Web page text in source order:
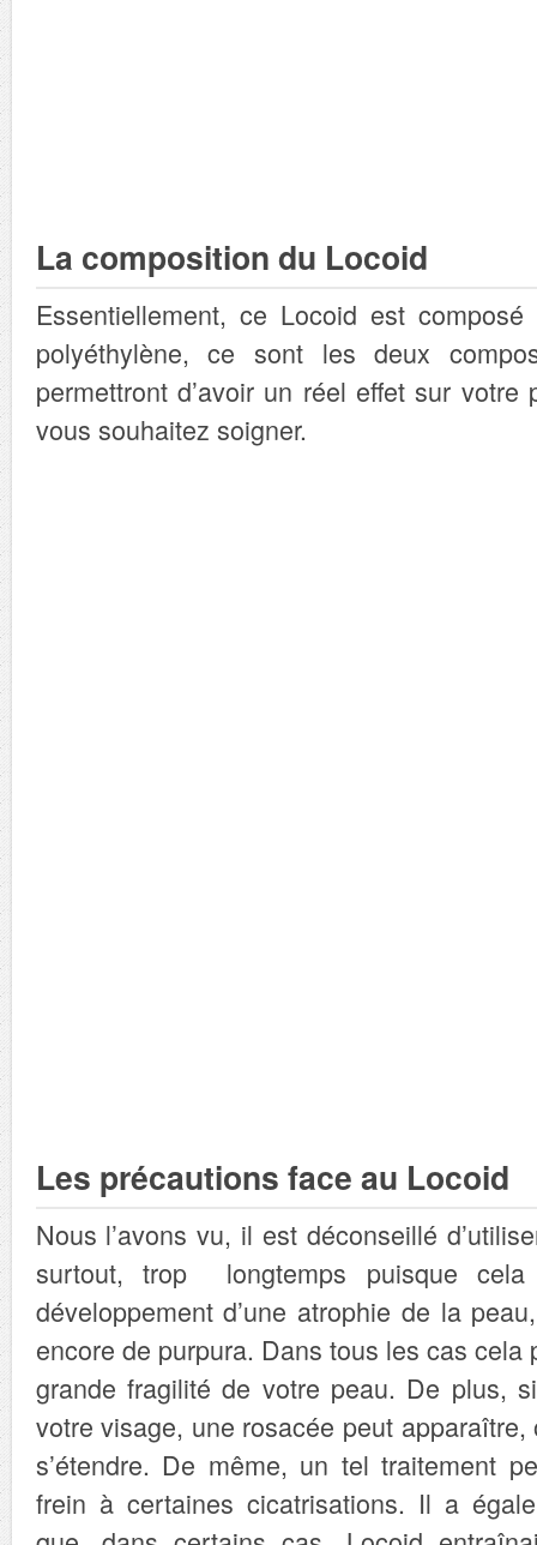
La composition du Locoid
Essentiellement, ce Locoid est
polyéthylène, ce sont les deux
permettront d’avoir un réel effet sur
vous souhaitez soigner.
Les précautions face au Locoid
Nous l’avons vu, il est déconseillé
surtout, trop longtemps puisque
développement d’une atrophie de la
encore de purpura. Dans tous les cas cela
grande fragilité de votre peau. De plus,
votre visage, une rosacée peut
s’étendre. De même, un tel traitement
frein à certaines cicatrisations. Il a